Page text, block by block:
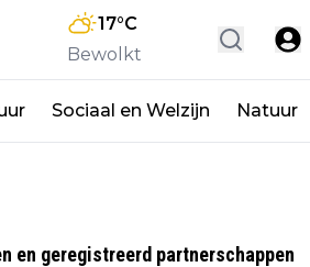
17°C
Bewolkt
Sociaal en Welzijn Natuur
en geregistreerd partnerschappen